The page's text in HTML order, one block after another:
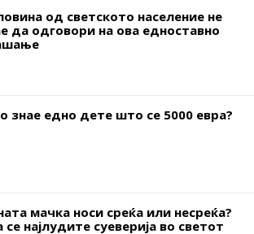
од светското население не
да одговори на ова едноставно
знае едно дете што се 5000 евра?
мачка носи среќа или несреќа?
се најлудите суеверија во светот